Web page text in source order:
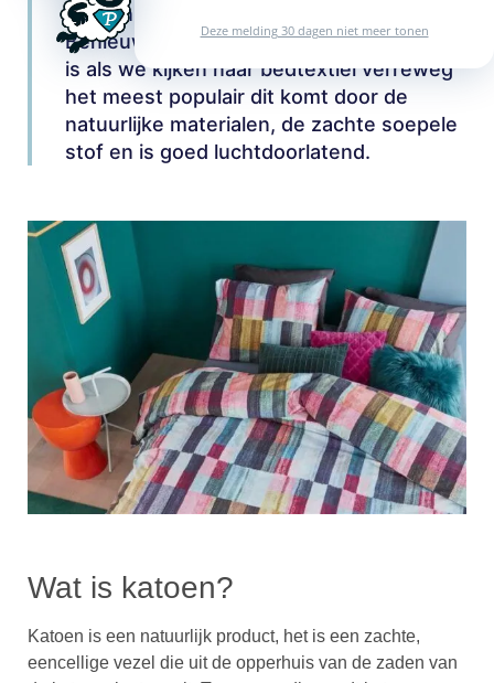
Deze melding 30 dagen niet meer tonen
Katoen Renforce, flanel of katoen.
Benieuwd wat katoen precies is? Katoen
is als we kijken naar bedtextiel verreweg
het meest populair dit komt door de
natuurlijke materialen, de zachte soepele
stof en is goed luchtdoorlatend.
Wat is katoen?
Katoen is een natuurlijk product, het is een zachte,
eencellige vezel die uit de opperhuis van de zaden van